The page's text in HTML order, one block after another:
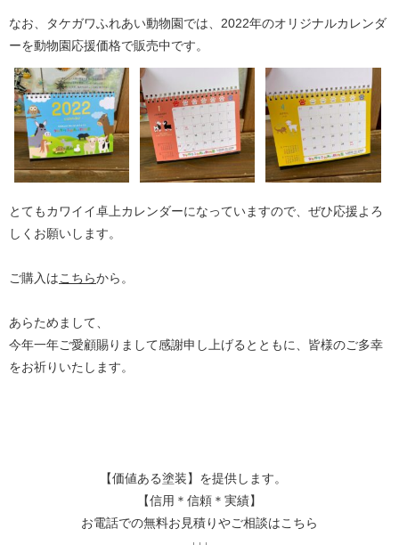
なお、タケガワふれあい動物園では、2022年のオリジナルカレンダ
ーを動物園応援価格で販売中です。
とてもカワイイ卓上カレンダーになっていますので、ぜひ応援よろ
しくお願いします。
ご購入はこちらから。
あらためまして、
今年一年ご愛顧賜りまして感謝申し上げるとともに、皆様のご多幸
をお祈りいたします。
【価値ある塗装】を提供します。
【信用＊信頼＊実績】
お電話での無料お見積りやご相談はこちら